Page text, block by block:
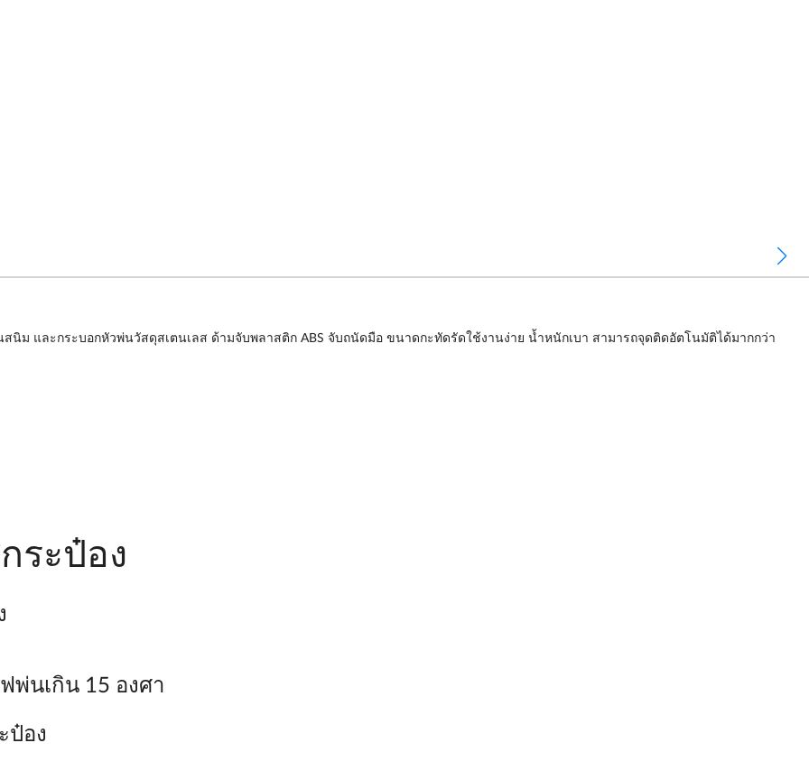
สนิม และกระบอกหัวพ่นวัสดุสเตนเลส ด้ามจับพลาสติก ABS จับถนัดมือ ขนาดกะทัดรัดใช้งานง่าย น้ำหนักเบา สามารถจุดติดอัตโนมัติได้มากกว่า
ระป๋อง
พ่นเกิน 15 องศา
ป๋อง